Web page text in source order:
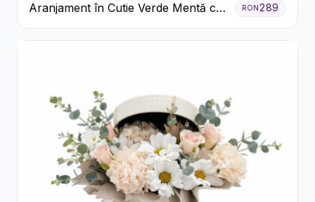
Aranjament în Cutie Verde Mentă cu
Trandafiri și Alstroemeria
RON289